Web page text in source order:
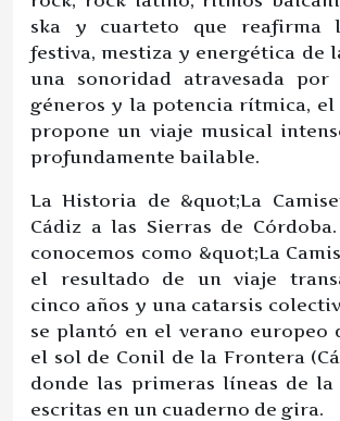
ska y cuarteto que reafirma
festiva, mestiza y energética de
una sonoridad atravesada
géneros y la potencia rítmica, el
propone un viaje musical
profundamente bailable.
La Historia de &quot;La
Cádiz a las Sierras de
conocemos como &quot;La
el resultado de un viaje
cinco años y una catarsis
se plantó en el verano europeo
el sol de Conil de la Frontera
donde las primeras líneas de
escritas en un cuaderno de gira.